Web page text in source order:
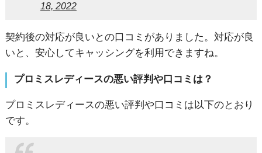
18, 2022
契約後の対応が良いとの口コミがありました。対応が良
いと、安心してキャッシングを利用できますね。
プロミスレディースの悪い評判や口コミは？
プロミスレディースの悪い評判や口コミは以下のとおり
です。